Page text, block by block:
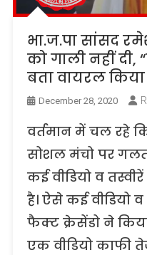
भा.ज.पा सांसद
को गाली नहीं दी,
बता वायरल किया
December 28, 2020
वर्तमान में चल रहे
सोशल मंचो पर गलत
कई वीडियो व
है। ऐसे कई वीडियो
फैक्ट क्रेसेंडो ने
एक वीडियो काफी